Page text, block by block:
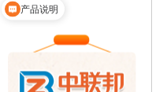
产品说明